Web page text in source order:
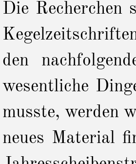
Die Recherchen
den
wesentliche
musste, werden
neues Material